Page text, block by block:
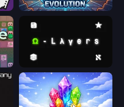
Energy Evolution
Omega Layers